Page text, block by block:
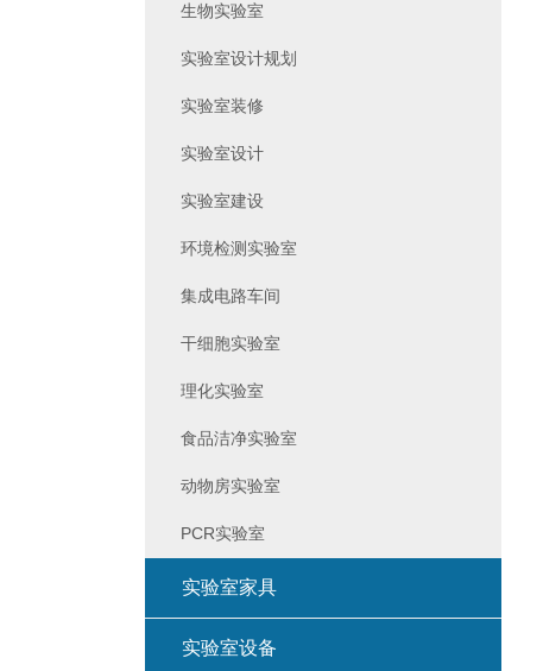
生物实验室
实验室设计规划
实验室装修
实验室设计
实验室建设
环境检测实验室
集成电路车间
干细胞实验室
理化实验室
食品洁净实验室
动物房实验室
PCR实验室
实验室家具
实验室设备